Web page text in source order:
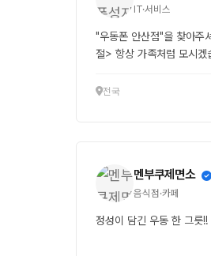
IT·서비스
"우동폰 안산점"을 찾아주
절> 항상 가족처럼 모시겠
전국
멘부쿠제면소
음식점·카페
정성이 담긴 우동 한 그릇!!